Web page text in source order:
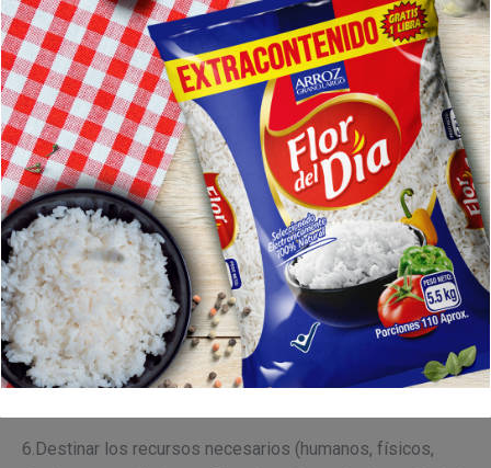
con las partes interesadas (socios, clientes internos y
externos, proveedores, comunidad, autoridades y estado),
generando un crecimiento económico, social y equilibrio
ambiental.
3.Ofrecer un producto inocuo y de calidad, que cumpla los
requisitos legales y técnicos aplicables para el sector.
4.Asegurar un excelente servicio, que garanticen la
satisfacción de todos los clientes internos y externos de
la compañía.
5.Identificar los aspectos e impactos ambientales, con el
fin de mitigar las afectaciones al medio ambiente y
optimizar el uso de los recursos, generando una cultura de
6.Destinar los recursos necesarios (humanos, físicos,